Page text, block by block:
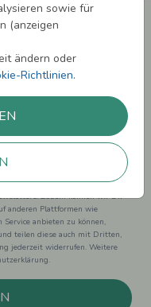
sowie für
(anzeigen
ändern oder
Richtlinien.
€ Rabatt**
an und bleibe auf dem
Angebot informieren
Zudem können wir Dir
anderen Plattformen wie
Service anbieten zu können,
teilen diese auch mit Dritten,
jederzeit widerrufen. Weitere